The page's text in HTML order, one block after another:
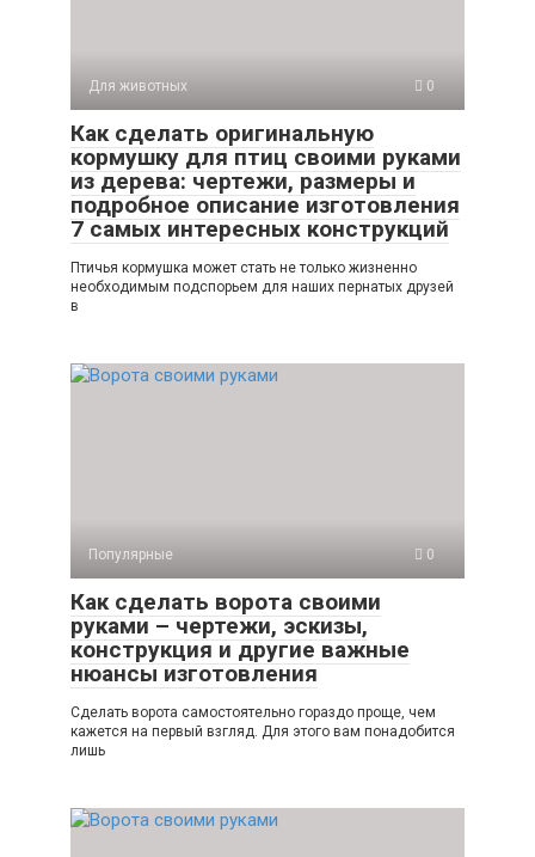
Для животных 0
Как сделать оригинальную
кормушку для птиц своими руками
из дерева: чертежи, размеры и
подробное описание изготовления
7 самых интересных конструкций
Птичья кормушка может стать не только жизненно
необходимым подспорьем для наших пернатых друзей
в
Популярные 0
Как сделать ворота своими
руками – чертежи, эскизы,
конструкция и другие важные
нюансы изготовления
Сделать ворота самостоятельно гораздо проще, чем
кажется на первый взгляд. Для этого вам понадобится
лишь